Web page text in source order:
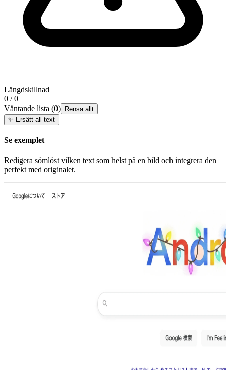
Längdskillnad
0 / 0
Väntande lista (0)
Rensa allt
✨ Ersätt all text
Se exemplet
Redigera sömlöst vilken text som helst på en bild och integrera den
perfekt med originalet.